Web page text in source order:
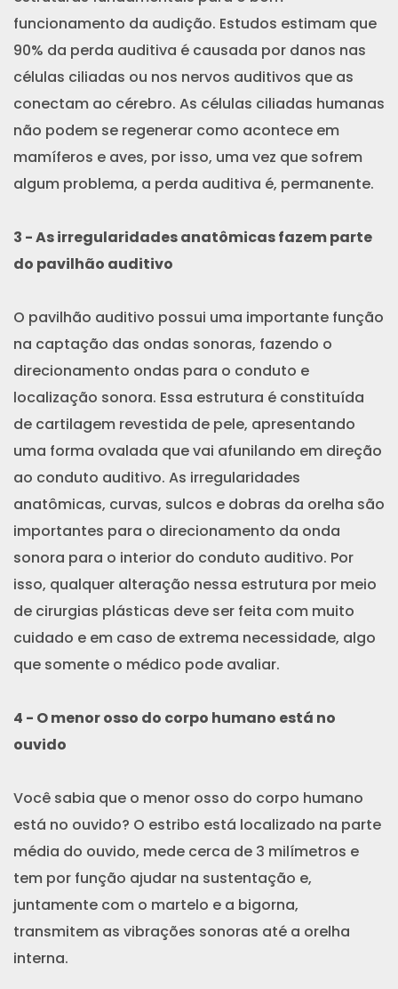
funcionamento da audição. Estudos estimam que
90% da perda auditiva é causada por danos nas
células ciliadas ou nos nervos auditivos que as
conectam ao cérebro. As células ciliadas humanas
não podem se regenerar como acontece em
mamíferos e aves, por isso, uma vez que sofrem
algum problema, a perda auditiva é, permanente.
3 - As irregularidades anatômicas fazem parte
do pavilhão auditivo
O pavilhão auditivo possui uma importante função
na captação das ondas sonoras, fazendo o
direcionamento ondas para o conduto e
localização sonora. Essa estrutura é constituída
de cartilagem revestida de pele, apresentando
uma forma ovalada que vai afunilando em direção
ao conduto auditivo. As irregularidades
anatômicas, curvas, sulcos e dobras da orelha são
importantes para o direcionamento da onda
sonora para o interior do conduto auditivo. Por
isso, qualquer alteração nessa estrutura por meio
de cirurgias plásticas deve ser feita com muito
cuidado e em caso de extrema necessidade, algo
que somente o médico pode avaliar.
4 - O menor osso do corpo humano está no
ouvido
Você sabia que o menor osso do corpo humano
está no ouvido? O estribo está localizado na parte
média do ouvido, mede cerca de 3 milímetros e
tem por função ajudar na sustentação e,
juntamente com o martelo e a bigorna,
transmitem as vibrações sonoras até a orelha
interna.